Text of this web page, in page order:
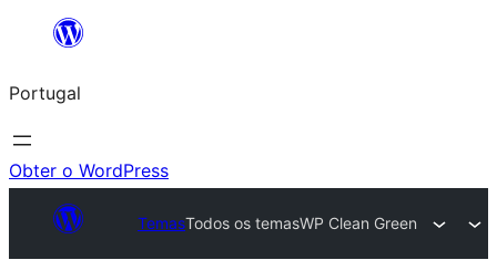
Saltar
o
conteúdo
Portugal
Obter o WordPress
TemasTodos os temasWP Clean Green